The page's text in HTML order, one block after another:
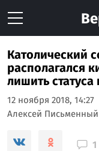
Католический
располагался
лишить
12 ноября 2018, 14:27
Алексей Письменный
1